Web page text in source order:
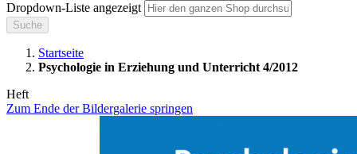
Dropdown-Liste angezeigt
Suche
Startseite
Psychologie in Erziehung und Unterricht 4/2012
Heft
Zum Ende der Bildergalerie springen